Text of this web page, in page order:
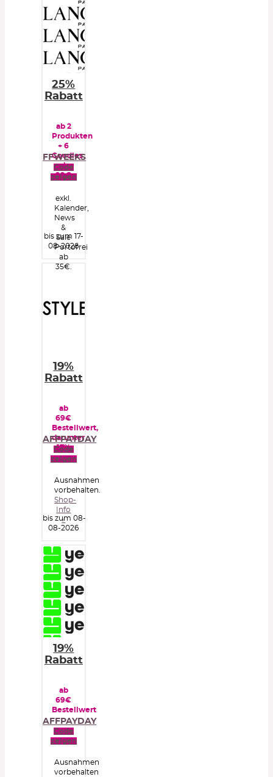
25%
Rabatt
ab 2
Produkten
+ 6
Goodies
ab
99€
FFWEEKS
Code
zeigen
exkl.
Kalender,
News
&
Sale
Portofrei
ab
35€.
bis zum 17-
08-2026
19%
Rabatt
ab
69€
Bestellwert,
darunter
17%
AFFPAYDAY
Code
zeigen
Ausnahmen
vorbehalten.
Shop-
Info
»
bis zum 08-
08-2026
19%
Rabatt
ab
69€
Bestellwert
AFFPAYDAY
Code
zeigen
Ausnahmen
vorbehalten